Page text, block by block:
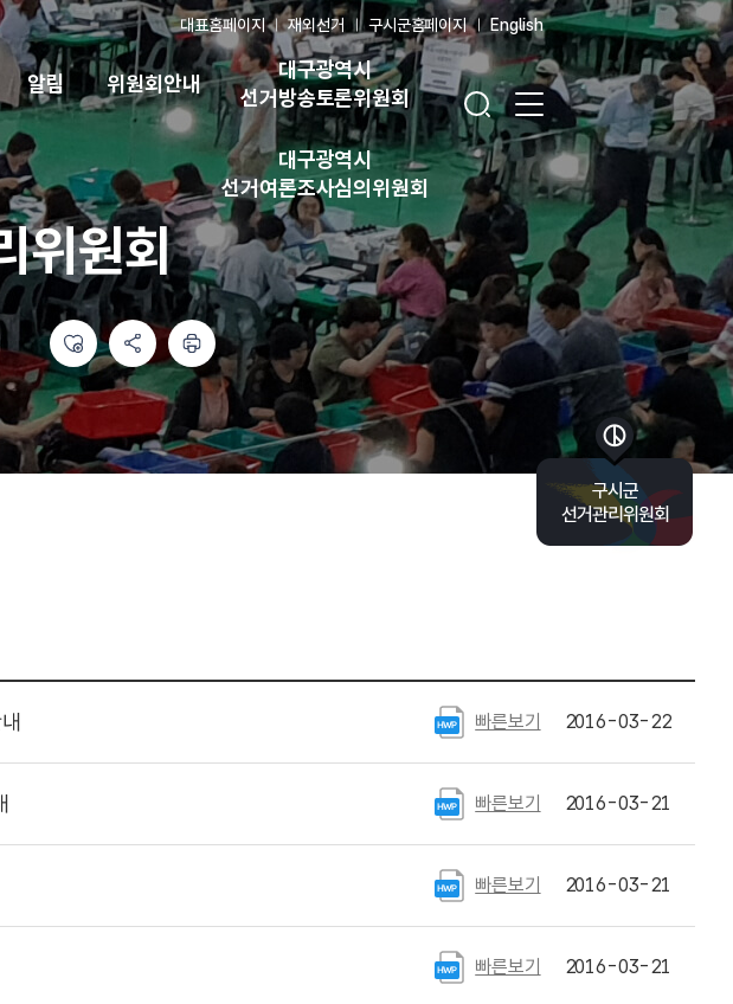
대표홈페이지 재외선거 구시군홈페이지 English
알림 위원회안내
대구광역시
선거방송토론위원회
대구광역시
선거여론조사심의위원회
위원회
빠른보기 2016-03-22
빠른보기 2016-03-21
빠른보기 2016-03-21
빠른보기 2016-03-21
구시군
선거관리위원회
바로가기 목록 열기